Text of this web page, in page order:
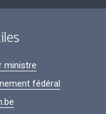
ministre
fédéral